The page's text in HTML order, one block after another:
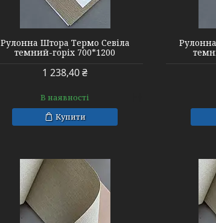
Рулонна Штора Термо Севіла
темний-горіх 700*1200
1 238,40 ₴
В наявності
Купити